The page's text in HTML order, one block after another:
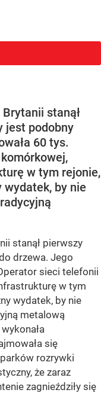
stanął
jest podobny
60 tys.
w tym rejonie,
wydatek, by nie
stanął pierwszy
drzewa. Jego
sieci telefonii
w tym
wydatek, by nie
metalową
się
rozrywki
że zaraz
zagnieździły się